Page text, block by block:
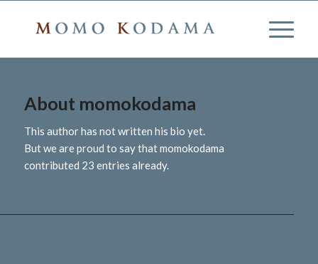
About momokodama
This author has not written his bio yet.
But we are proud to say thatmomokodama
contributed 23 entries already.